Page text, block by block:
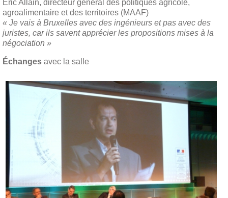
Éric Allain, directeur général des politiques agricole,
agroalimentaire et des territoires (MAAF)
« Je vais à Bruxelles avec des ingénieurs et pas avec des
juristes, car ils savent apprécier les propositions mises à la
négociation »
Échanges avec la salle